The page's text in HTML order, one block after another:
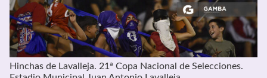
Hinchas de Lavalleja. 21ª Copa Nacional de Selecciones.